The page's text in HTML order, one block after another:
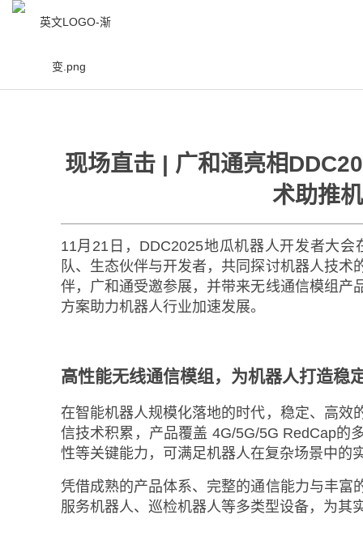
现场直击 | 广和通亮相
术助推
11月21日，DDC2025地瓜机器人开发者大
队、生态伙伴与开发者，共同探讨机器人技
伴，广和通受邀参展，并带来无线通信模组产
方案助力机器人行业加速发展。
高性能无线通信模组，为机器人打造稳
在智能机器人规模化落地的时代，稳定、高效
信技术积累，产品覆盖 4G/5G/5G RedCap的
性等关键能力，可满足机器人在复杂场景中的
凭借成熟的产品体系、完整的通信能力与丰富
服务机器人、巡检机器人等多类型设备，为其